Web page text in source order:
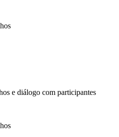
e diálogo com participantes